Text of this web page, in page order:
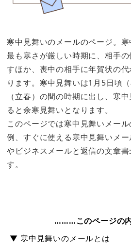
寒中見舞いのメールのページ。
最も寒さが厳しい時期に、相手
すほか、喪中の相手に年賀状の
ります。寒中見舞いは1月5日頃
（立春）の間の時期に出し、寒
ると余寒見舞いとなります。
このページでは寒中見舞いメー
例、すぐに使える寒中見舞いメ
やビジネスメールと返信の文章
す。
………このページの
▼ 寒中見舞いのメールとは